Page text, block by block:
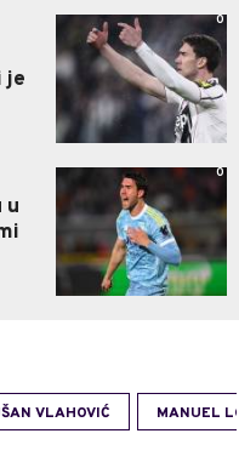
je
0
u
0
VLAHOVIĆ MANUEL